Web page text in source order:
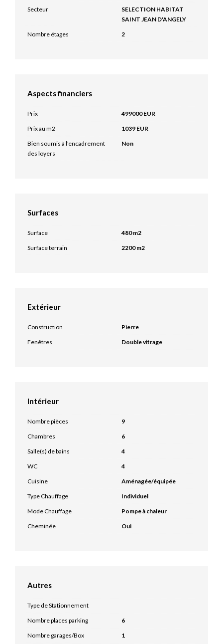
Secteur
SELECTION HABITAT
SAINT JEAN D'ANGELY
Nombre étages
2
Aspects financiers
Prix
499000 EUR
Prix au m2
1039 EUR
Bien soumis à l'encadrement
des loyers
Non
Surfaces
Surface
480 m2
Surface terrain
2200 m2
Extérieur
Construction
Pierre
Fenêtres
Double vitrage
Intérieur
Nombre pièces
9
Chambres
6
Salle(s) de bains
4
WC
4
Cuisine
Aménagée/équipée
Type Chauffage
Individuel
Mode Chauffage
Pompe à chaleur
Cheminée
Oui
Autres
Type de Stationnement
Nombre places parking
6
Nombre garages/Box
1